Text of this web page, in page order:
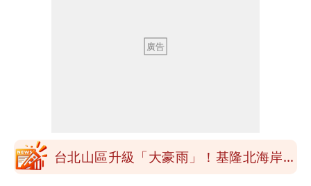
Tim哥公司成白海豚受災戶 貨物、電腦
台北山區升級「大豪雨」！基隆北海岸逢